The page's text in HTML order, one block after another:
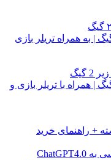
بازی پیشنهادی برای رم زیر ۲ گیگ | به همراه تریلر بازی
بازی پیشنهادی برای رم زیر ۴ گیگ | همراه با تریلر بازی و